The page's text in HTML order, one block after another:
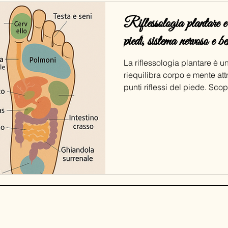
Riflessologia plantare
piedi, sistema nervoso e
La riflessologia plantare è
riequilibra corpo e mente
punti riflessi del piede.